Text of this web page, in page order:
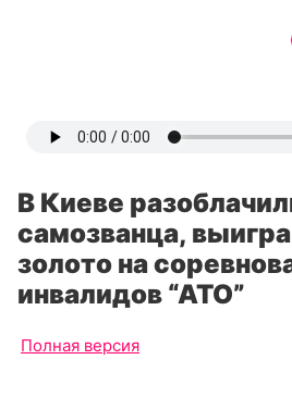
В Киеве
самозванца,
золото на
инвалидов “АТО”
Полная версия